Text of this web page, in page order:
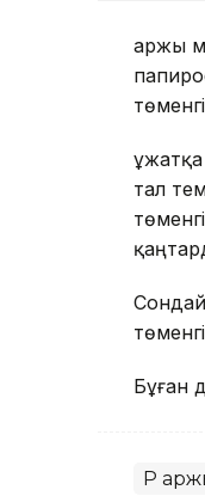
Қаржы
тал
Бұған
ҚР